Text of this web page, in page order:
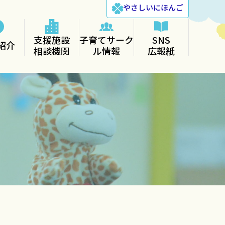
やさしいにほんご
介
支援施設
相談機関
子育てサーク
ル情報
SNS
広報紙